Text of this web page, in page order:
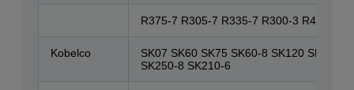
R375-7 R305-7 R335-7 R300-3 R450
Kobelco
SK07 SK60 SK75 SK60-8 SK120 SK120-
SK250-8 SK210-6